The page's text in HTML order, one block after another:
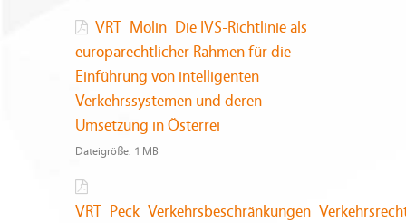
VRT_Molin_Die IVS-Richtlinie als
europarechtlicher Rahmen für die
Einführung von intelligenten
Verkehrssystemen und deren
Umsetzung in Österrei
Dateigröße: 1 MB